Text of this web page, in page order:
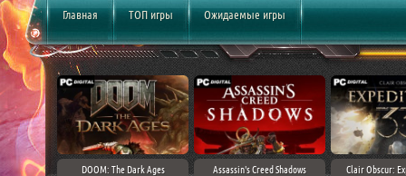
Главная ТОП игры Ожидаемые игры
DOOM: The Dark Ages Assassin's Creed Shadows Clair Obscur: